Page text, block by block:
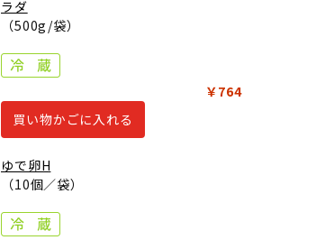
ラダ
（500g/袋）
￥764
買い物かごに入れる
ゆで卵H
（10個／袋）